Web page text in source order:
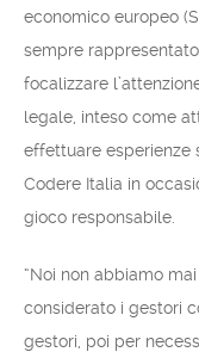
economico europeo
sempre
focalizzare
legale, inteso come
effettuare esperienze
Codere Italia in
gioco responsabile.
“Noi non abbiamo
considerato i gestori
gestori, poi per